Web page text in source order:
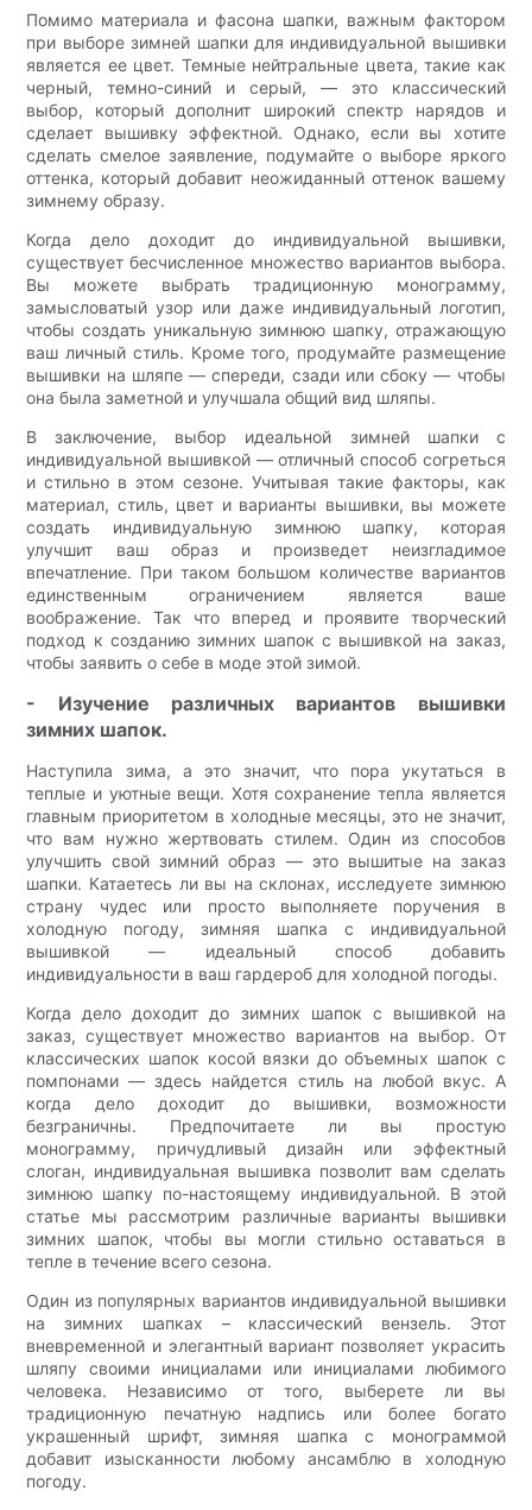
Помимо материала и фасона шапки, важным фактором
при выборе зимней шапки для индивидуальной вышивки
является ее цвет. Темные нейтральные цвета, такие как
черный, темно-синий и серый, — это классический
выбор, который дополнит широкий спектр нарядов и
сделает вышивку эффектной. Однако, если вы хотите
сделать смелое заявление, подумайте о выборе яркого
оттенка, который добавит неожиданный оттенок вашему
зимнему образу.
Когда дело доходит до индивидуальной вышивки,
существует бесчисленное множество вариантов выбора.
Вы можете выбрать традиционную монограмму,
замысловатый узор или даже индивидуальный логотип,
чтобы создать уникальную зимнюю шапку, отражающую
ваш личный стиль. Кроме того, продумайте размещение
вышивки на шляпе — спереди, сзади или сбоку — чтобы
она была заметной и улучшала общий вид шляпы.
В заключение, выбор идеальной зимней шапки с
индивидуальной вышивкой — отличный способ согреться
и стильно в этом сезоне. Учитывая такие факторы, как
материал, стиль, цвет и варианты вышивки, вы можете
создать индивидуальную зимнюю шапку, которая
улучшит ваш образ и произведет неизгладимое
впечатление. При таком большом количестве вариантов
единственным ограничением является ваше
воображение. Так что вперед и проявите творческий
подход к созданию зимних шапок с вышивкой на заказ,
чтобы заявить о себе в моде этой зимой.
- Изучение различных вариантов вышивки
зимних шапок.
Наступила зима, а это значит, что пора укутаться в
теплые и уютные вещи. Хотя сохранение тепла является
главным приоритетом в холодные месяцы, это не значит,
что вам нужно жертвовать стилем. Один из способов
улучшить свой зимний образ — это вышитые на заказ
шапки. Катаетесь ли вы на склонах, исследуете зимнюю
страну чудес или просто выполняете поручения в
холодную погоду, зимняя шапка с индивидуальной
вышивкой — идеальный способ добавить
индивидуальности в ваш гардероб для холодной погоды.
Когда дело доходит до зимних шапок с вышивкой на
заказ, существует множество вариантов на выбор. От
классических шапок косой вязки до объемных шапок с
помпонами — здесь найдется стиль на любой вкус. А
когда дело доходит до вышивки, возможности
безграничны. Предпочитаете ли вы простую
монограмму, причудливый дизайн или эффектный
слоган, индивидуальная вышивка позволит вам сделать
зимнюю шапку по-настоящему индивидуальной. В этой
статье мы рассмотрим различные варианты вышивки
зимних шапок, чтобы вы могли стильно оставаться в
тепле в течение всего сезона.
Один из популярных вариантов индивидуальной вышивки
на зимних шапках – классический вензель. Этот
вневременной и элегантный вариант позволяет украсить
шляпу своими инициалами или инициалами любимого
человека. Независимо от того, выберете ли вы
традиционную печатную надпись или более богато
украшенный шрифт, зимняя шапка с монограммой
добавит изысканности любому ансамблю в холодную
погоду.